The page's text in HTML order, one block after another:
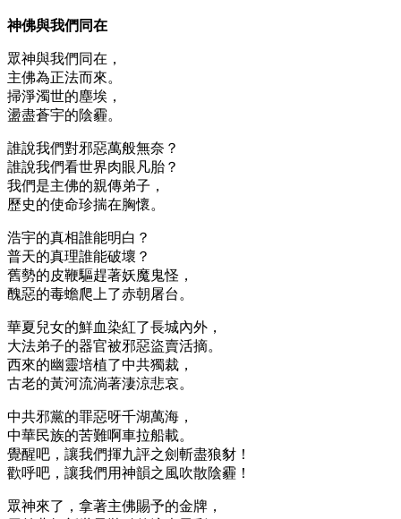
神佛與我們同在
眾神與我們同在，
主佛為正法而來。
掃淨濁世的塵埃，
盪盡蒼宇的陰霾。
誰說我們對邪惡萬般無奈？
誰說我們看世界肉眼凡胎？
我們是主佛的親傳弟子，
歷史的使命珍揣在胸懷。
浩宇的真相誰能明白？
普天的真理誰能破壞？
舊勢的皮鞭驅趕著妖魔鬼怪，
醜惡的毒蟾爬上了赤朝屠台。
華夏兒女的鮮血染紅了長城內外，
大法弟子的器官被邪惡盜賣活摘。
西來的幽靈培植了中共獨裁，
古老的黃河流淌著淒涼悲哀。
中共邪黨的罪惡呀千湖萬海，
中華民族的苦難啊車拉船載。
覺醒吧，讓我們揮九評之劍斬盡狼豺！
歡呼吧，讓我們用神韻之風吹散陰霾！
眾神來了，拿著主佛賜予的金牌，